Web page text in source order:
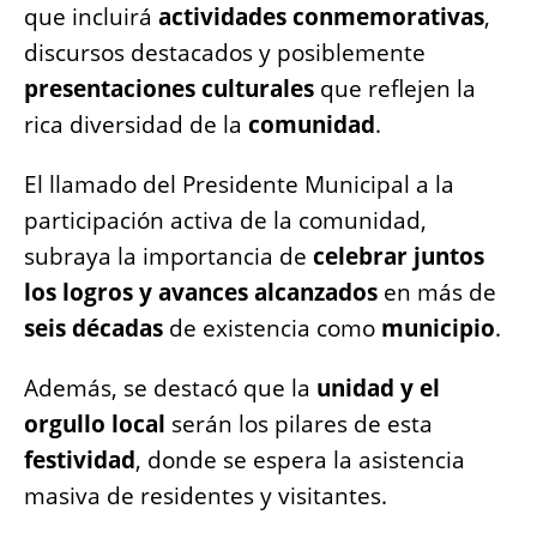
que incluirá actividades conmemorativas,
discursos destacados y posiblemente
presentaciones culturales que reflejen la
rica diversidad de la comunidad.
El llamado del Presidente Municipal a la
participación activa de la comunidad,
subraya la importancia de celebrar juntos
los logros y avances alcanzados en más de
seis décadas de existencia como municipio.
Además, se destacó que la unidad y el
orgullo local serán los pilares de esta
festividad, donde se espera la asistencia
masiva de residentes y visitantes.